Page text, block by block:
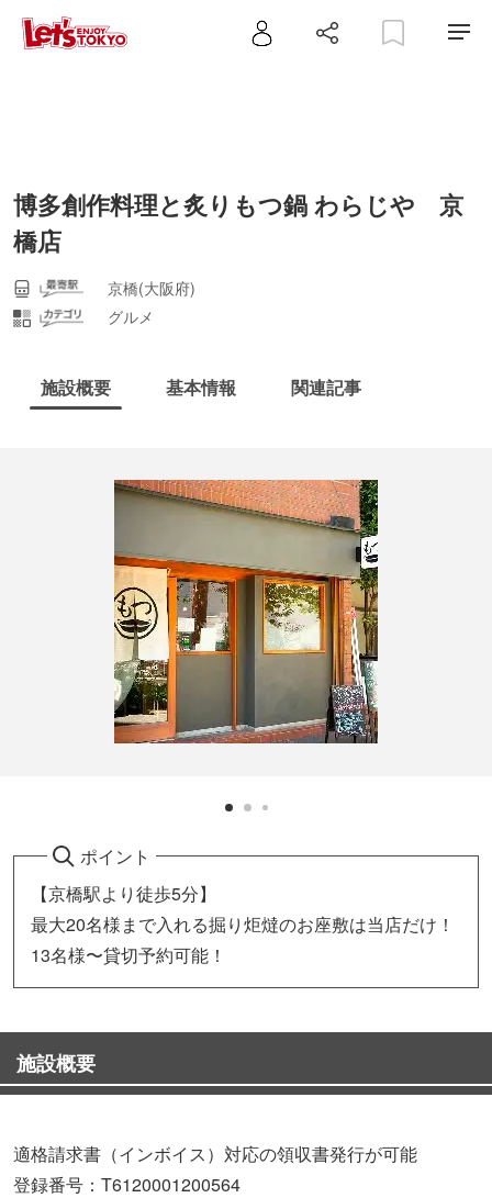
博多創作料理と炙りもつ鍋 わらじや 京
橋店
京橋(大阪府)
グルメ
施設概要 基本情報 関連記事
ポイント
【京橋駅より徒歩5分】
最大20名様まで入れる掘り炬燵のお座敷は当店だけ！
13名様〜貸切予約可能！
施設概要
適格請求書（インボイス）対応の領収書発行が可能
登録番号：T6120001200564